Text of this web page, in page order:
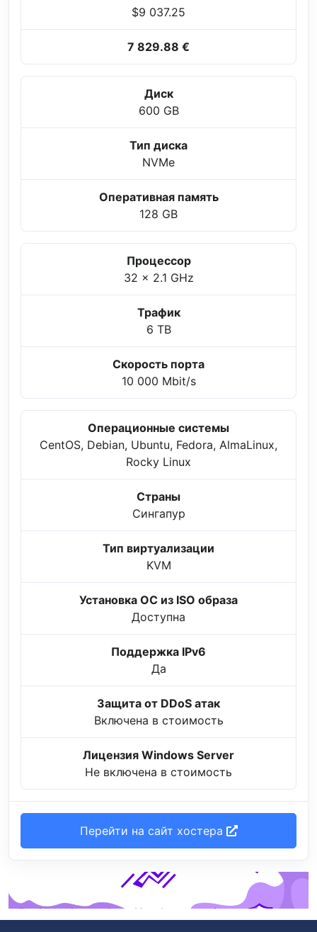
$9 037.25
7 829.88 €
Диск
600 GB
Тип диска
NVMe
Оперативная память
128 GB
Процессор
32 x 2.1 GHz
Трафик
6 TB
Скорость порта
10 000 Mbit/s
Операционные системы
CentOS, Debian, Ubuntu, Fedora, AlmaLinux,
Rocky Linux
Страны
Сингапур
Тип виртуализации
KVM
Установка ОС из ISO образа
Доступна
Поддержка IPv6
Да
Защита от DDoS атак
Включена в стоимость
Лицензия Windows Server
Не включена в стоимость
Перейти на сайт хостера